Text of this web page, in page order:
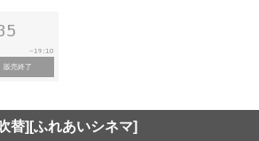
~19:10
販売終了
替][ふれあいシネマ]